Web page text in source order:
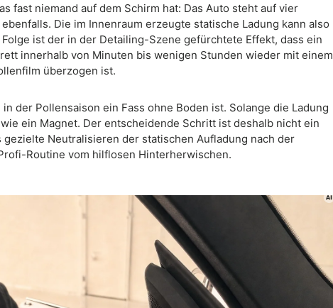
fast niemand auf dem Schirm hat: Das Auto steht auf vier
Die im Innenraum erzeugte statische Ladung kann also
ist der in der Detailing-Szene gefürchtete Effekt, dass ein
innerhalb von Minuten bis wenigen Stunden wieder mit einem
überzogen ist.
der Pollensaison ein Fass ohne Boden ist. Solange die Ladung
ein Magnet. Der entscheidende Schritt ist deshalb nicht ein
Neutralisieren der statischen Aufladung nach der
Routine vom hilflosen Hinterherwischen.